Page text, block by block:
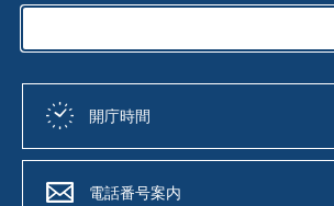
開庁時間
電話番号案内